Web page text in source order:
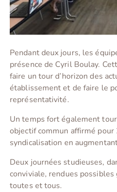
Pendant deux jours, les
présence de Cyril Boulay.
faire un tour d’horizon des
établissement et de faire le
représentativité.
Un temps fort également
objectif commun affirmé
syndicalisation en
Deux journées studieuses,
conviviale, rendues possibles
toutes et tous.